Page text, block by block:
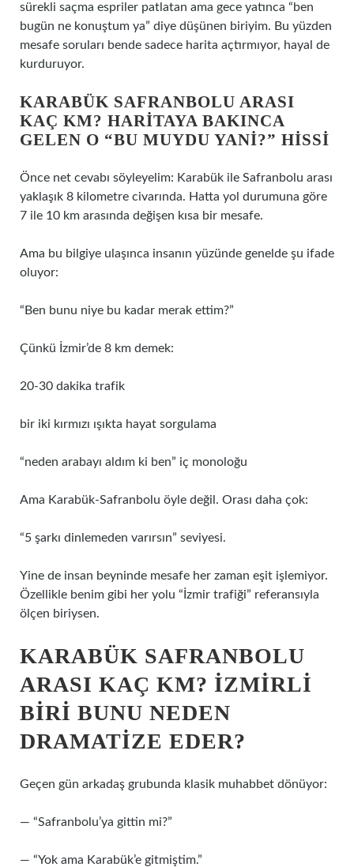
sürekli saçma espriler patlatan ama gece yatınca “ben
bugün ne konuştum ya” diye düşünen biriyim. Bu yüzden
mesafe soruları bende sadece harita açtırmıyor, hayal de
kurduruyor.
KARABÜK SAFRANBOLU ARASI
KAÇ KM? HARITAYA BAKINCA
GELEN O “BU MUYDU YANI?” HISSI
Önce net cevabı söyleyelim: Karabük ile Safranbolu arası
yaklaşık 8 kilometre civarında. Hatta yol durumuna göre
7 ile 10 km arasında değişen kısa bir mesafe.
Ama bu bilgiye ulaşınca insanın yüzünde genelde şu ifade
oluyor:
“Ben bunu niye bu kadar merak ettim?”
Çünkü İzmir’de 8 km demek:
20-30 dakika trafik
bir iki kırmızı ışıkta hayat sorgulama
“neden arabayı aldım ki ben” iç monoloğu
Ama Karabük-Safranbolu öyle değil. Orası daha çok:
“5 şarkı dinlemeden varırsın” seviyesi.
Yine de insan beyninde mesafe her zaman eşit işlemiyor.
Özellikle benim gibi her yolu “İzmir trafiği” referansıyla
ölçen biriysen.
KARABÜK SAFRANBOLU
ARASI KAÇ KM? İZMIRLI
BIRI BUNU NEDEN
DRAMATIZE EDER?
Geçen gün arkadaş grubunda klasik muhabbet dönüyor:
— “Safranbolu’ya gittin mi?”
— “Yok ama Karabük’e gitmiştim.”